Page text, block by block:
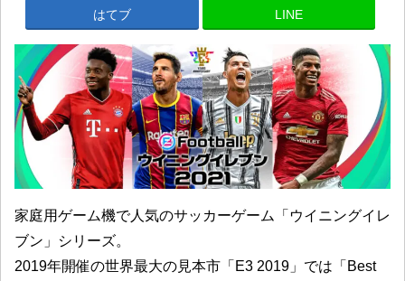
はてブ LINE
家庭用ゲーム機で人気のサッカーゲーム「ウイニングイレ
ブン」シリーズ。
2019年開催の世界最大の見本市「E3 2019」では「Best